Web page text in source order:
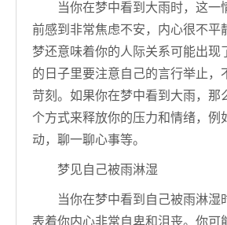
当你在梦中看到大雨时，这一
前感到非常焦虑不安，内心很不平
梦还意味着你的人际关系可能出现
的日子里要注意自己的言行举止，
苛刻。如果你在梦中看到大雨，那
个方式来释放你的压力和情绪，例
动，聊一聊心事等。
梦见自己被雨淋湿
当你在梦中看到自己被雨淋湿
表着你内心非常自卑和沮丧。你可